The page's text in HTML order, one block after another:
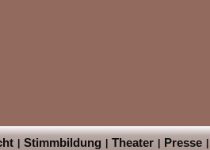
Stimmbildung Theater Presse